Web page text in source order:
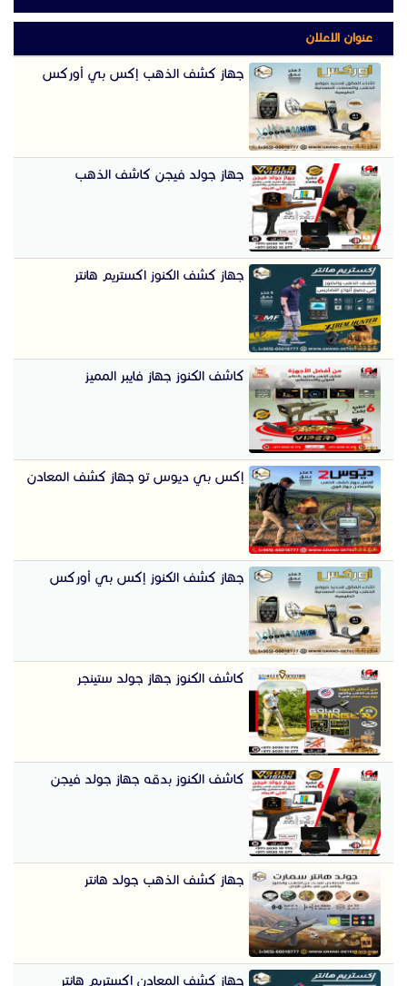
عنوان الاعلان
جهاز كشف الذهب إكس بي أوركس
جهاز جولد فيجن كاشف الذهب
جهاز كشف الكنوز اكستريم هانتر
كاشف الكنوز جهاز فايبر المميز
إكس بي ديوس تو جهاز كشف المعادن
جهاز كشف الكنوز إكس بي أوركس
كاشف الكنوز جهاز جولد ستينجر
كاشف الكنوز بدقه جهاز جولد فيجن
جهاز كشف الذهب جولد هانتر
جهاز كشف المعادن اكستريم هانتر